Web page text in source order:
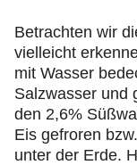
Betrachten wir
vielleicht
mit Wasser
Salzwasser und
den 2,6%
Eis gefroren
unter der Erde.